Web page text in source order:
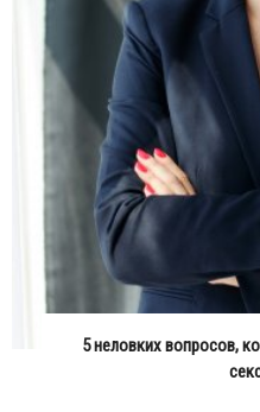
5 неловких вопросов,